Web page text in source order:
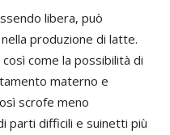
libera, può
produzione di latte.
come la possibilità di
materno e
scrofe meno
parti difficili e suinetti più